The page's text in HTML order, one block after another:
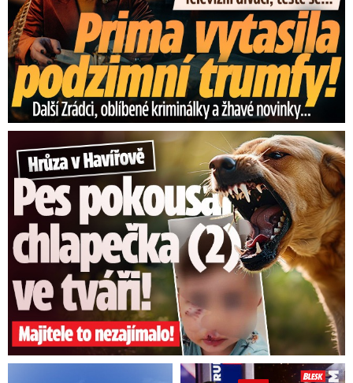
Hrůza v Havířově: Pes pokousal chlapečka (2) ve tváři!